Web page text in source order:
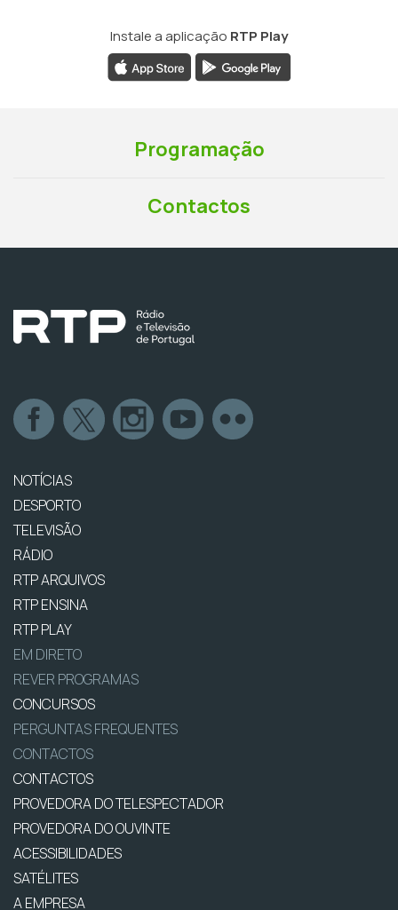
Instale a aplicação RTP Play
Programação
Contactos
NOTÍCIAS
DESPORTO
TELEVISÃO
RÁDIO
RTP ARQUIVOS
RTP ENSINA
RTP PLAY
EM DIRETO
REVER PROGRAMAS
CONCURSOS
PERGUNTAS FREQUENTES
CONTACTOS
CONTACTOS
PROVEDORA DO TELESPECTADOR
PROVEDORA DO OUVINTE
ACESSIBILIDADES
SATÉLITES
A EMPRESA